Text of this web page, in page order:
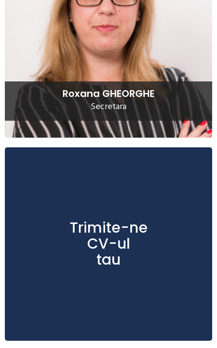
Roxana GHEORGHE
Secretara
Roxana Gheorghe, Secretara AUDITECO, gestioneaza
eficient toate probleme administrative ale companiei: de la
solutionarea problemelor legate de administrarea
personalului, la cele de corespondenta a companiei si
activitatile legate de partea financiar-contabila a firmei.
Citeste mai mult
Trimite-ne
CV-ul
tau